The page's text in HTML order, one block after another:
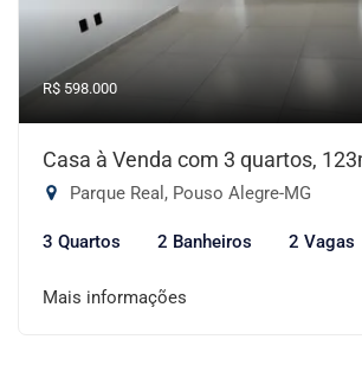
R$ 598.000
Casa à Venda com 3 quartos,
Parque Real, Pouso Alegre-MG
3 Quartos 2 Banheiros 2 Vagas
Mais informações